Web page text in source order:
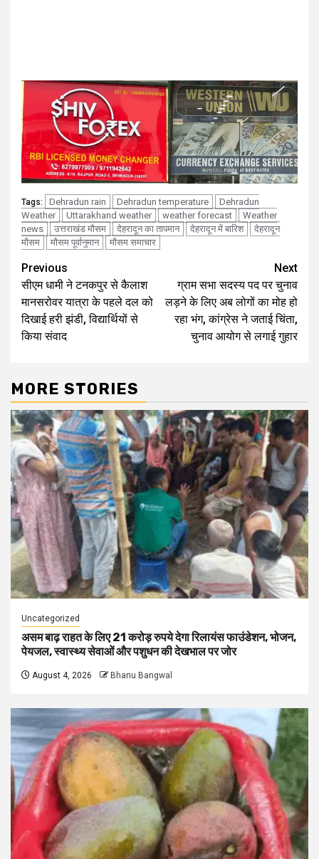
Tags: Dehradun rain Dehradun temperature
Dehradun
Weather
Uttarakhand weather weather forecast
Weather
news
उत्तराखंड मौसम देहरादून का तापमान देहरादून में बारिश
देहरादून
मौसम
मौसम पूर्वानुमान मौसम समाचार
Continue
Reading
Previous
सीएम धामी ने टनकपुर से कैलाश
मानसरोवर यात्रा के पहले दल को
दिखाई हरी झंडी, विद्यार्थियों से
किया संवाद
Next
ग्राम सभा सदस्य पद पर चुनाव
लड़ने के लिए अब लोगों का मोह हो
रहा भंग, कांग्रेस ने जताई चिंता,
चुनाव आयोग से लगाई गुहार
MORE STORIES
Uncategorized
असम बाढ़ राहत के लिए 21 करोड़ रुपये देगा रिलायंस फाउंडेशन, भोजन,
पेयजल, स्वास्थ्य सेवाओं और पशुधन की देखभाल पर जोर
August 4, 2026 Bhanu Bangwal